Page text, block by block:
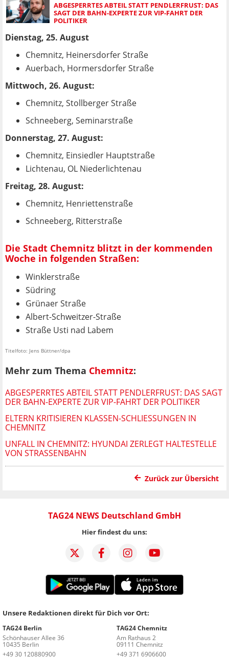
ABGESPERRTES ABTEIL STATT PENDLERFRUST: DAS
SAGT DER BAHN-EXPERTE ZUR VIP-FAHRT DER
POLITIKER
Dienstag, 25. August
Chemnitz, Heinersdorfer Straße
Auerbach, Hormersdorfer Straße
Mittwoch, 26. August:
Chemnitz, Stollberger Straße
Schneeberg, Seminarstraße
Donnerstag, 27. August:
Chemnitz, Einsiedler Hauptstraße
Lichtenau, OL Niederlichtenau
Freitag, 28. August:
Chemnitz, Henriettenstraße
Schneeberg, Ritterstraße
Die Stadt Chemnitz blitzt in der kommenden
Woche in folgenden Straßen:
Winklerstraße
Südring
Grünaer Straße
Albert-Schweitzer-Straße
Straße Usti nad Labem
Titelfoto: Jens Büttner/dpa
Mehr zum Thema Chemnitz:
ABGESPERRTES ABTEIL STATT PENDLERFRUST: DAS SAGT
DER BAHN-EXPERTE ZUR VIP-FAHRT DER POLITIKER
ELTERN KRITISIEREN KLASSEN-SCHLIESSUNGEN IN C
HEMNITZ
UNFALL IN CHEMNITZ: HYUNDAI ZERLEGT HALTESTELLE
VON STRASSENBAHN
Zurück zur Übersicht
TAG24 NEWS Deutschland GmbH
Hier findest du uns:
Unsere Redaktionen direkt für Dich vor Ort:
TAG24 Berlin
Schönhauser Allee 36
10435 Berlin
+49 30 120880900
TAG24 Chemnitz
Am Rathaus 2
09111 Chemnitz
+49 371 6906600